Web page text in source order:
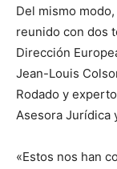
Del mismo
reunido con dos
Dirección
Jean-Louis
Rodado y
Asesora Jurídica
«Estos nos han